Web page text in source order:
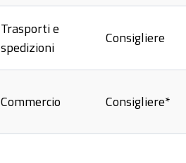
Trasporti e
spedizioni
Consigliere
Commercio Consigliere*